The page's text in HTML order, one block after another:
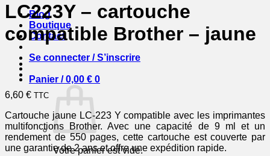
Blog
Boutique
Contact
Se connecter / S’inscrire
Panier /0,00 € 0
Votre panier est vide.
LC223Y – cartouche
compatible Brother – jaune
6,60 € TTC
Cartouche jaune LC-223 Y compatible avec les imprimantes
multifonctions Brother. Avec une capacité de 9 ml et un
rendement de 550 pages, cette cartouche est couverte par
une garantie de 2 ans et offre une expédition rapide.